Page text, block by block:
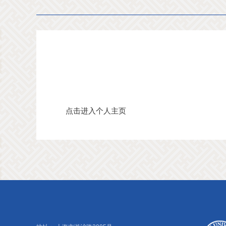
点击进入个人主页